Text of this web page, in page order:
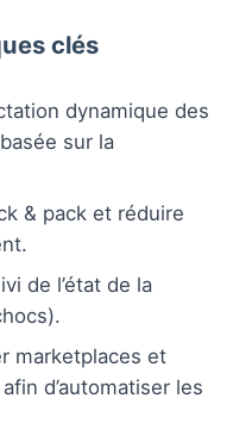
clés
dynamique des
sur la
& pack et réduire
de l’état de la
marketplaces et
d’automatiser les